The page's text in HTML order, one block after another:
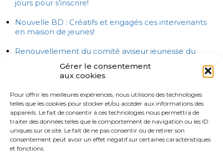
Gérer le consentement
aux cookies
Pour offrir les meilleures expériences, nous utilisons des technologies
telles que les cookies pour stocker et/ou accéder aux informations des
appareils. Le fait de consentir à ces technologies nous permettra de
traiter des données telles que le comportement de navigation ou les ID
uniques sur ce site. Le fait de ne pas consentir ou de retirer son
consentement peut avoir un effet négatif sur certaines caractéristiques
et fonctions.
jours pour s’inscrire!
Nouvelle BD : Créatifs et engagés ces intervenants
en maison de jeunes!
Renouvellement du comité aviseur jeunesse du
Retour des midi-causeries cet automne!
Midi-causerie : L’art transformateur chez les jeunes
autochtones.
Invitation à participer au Panel Anishnabe
Inakonagewin.